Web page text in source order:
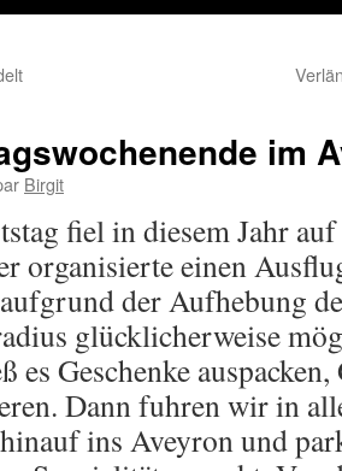
im
Birgit
fiel in diesem Jahr
organisierte einen
der Aufhebung
glücklicherweise
es Geschenke
Dann fuhren wir in
ins Aveyron und